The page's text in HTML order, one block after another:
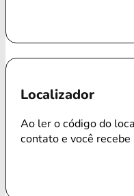
Localizador
Ao ler o código do
contato e você